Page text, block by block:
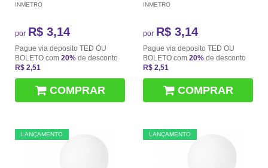
INMETRO
por R$ 3,14
Pague via deposito TED OU
BOLETO com 20% de desconto
R$ 2,51
COMPRAR
INMETRO
por R$ 3,14
Pague via deposito TED OU
BOLETO com 20% de desconto
R$ 2,51
COMPRAR
LANÇAMENTO LANÇAMENTO